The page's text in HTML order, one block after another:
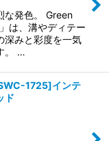
な発色。 Green
は、溝やディテー
深みと彩度を一気
。 …
1725]インテ
ド